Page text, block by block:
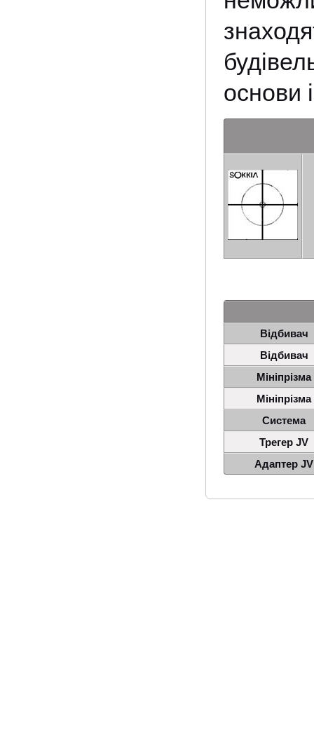
основи
Відбивач
Відбивач
Мініпрізма
Мініпрізма
Система
Трегер JV
Адаптер JV